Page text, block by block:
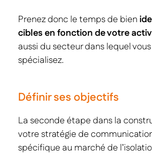
Prenez donc le temps de bien
cibles en fonction de votre
aussi du secteur dans lequel
spécialisez.
Définir ses objectifs
La seconde étape dans la
votre stratégie de
spécifique au marché de